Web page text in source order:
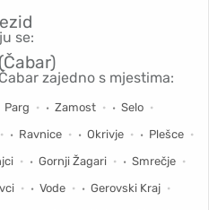
se:
zajedno s mjestima:
Parg Zamost
Selo
Ravnice Okrivje
Plešce
Gornji Žagari
Smrečje
Vode
Gerovski Kraj